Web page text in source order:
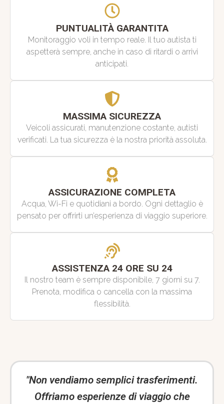
PUNTUALITÀ GARANTITA
Monitoraggio voli in tempo reale. Il tuo autista ti
aspetterà sempre, anche in caso di ritardi o arrivi
anticipati.
MASSIMA SICUREZZA
Veicoli assicurati, manutenzione costante, autisti
verificati. La tua sicurezza è la nostra priorità assoluta.
ASSICURAZIONE COMPLETA
Acqua, Wi-Fi e quotidiani a bordo. Ogni dettaglio è
pensato per offrirti un’esperienza di viaggio superiore.
ASSISTENZA 24 ORE SU 24
Il nostro team è sempre disponibile, 7 giorni su 7.
Prenota, modifica o cancella con la massima
flessibilità.
"Non vendiamo semplici trasferimenti.
Offriamo esperienze di viaggio che